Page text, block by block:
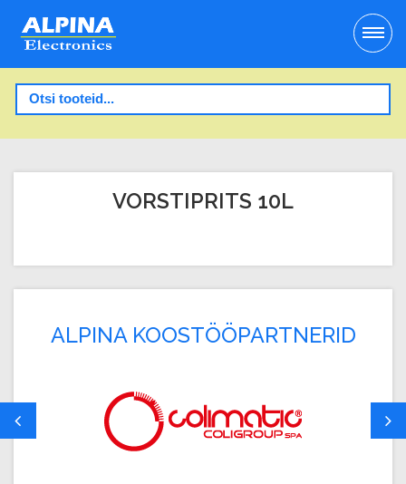
VORSTIPRITS 10L
ALPINA KOOSTÖÖPARTNERID